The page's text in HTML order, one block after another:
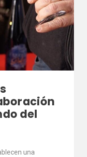
del
una